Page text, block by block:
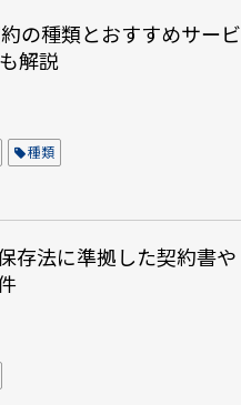
の種類とおすすめサービ
解説
種類
存法に準拠した契約書や